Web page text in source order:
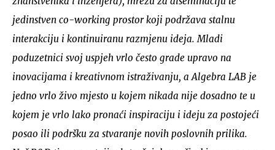
jedinstven co-working prostor koji podržava stalnu
interakciju i kontinuiranu razmjenu ideja. Mladi
poduzetnici svoj uspjeh vrlo često grade upravo na
inovacijama i kreativnom istraživanju, a Algebra LAB je
jedno vrlo živo mjesto u kojem nikada nije dosadno te u
kojem je vrlo lako pronaći inspiraciju i ideju za postojeći
posao ili podršku za stvaranje novih poslovnih prilika.